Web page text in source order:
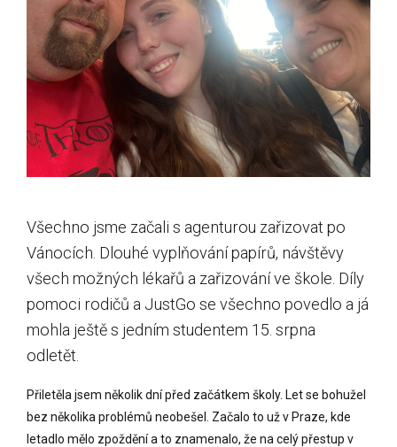
Všechno jsme začali s agenturou zařizovat po
Vánocích. Dlouhé vyplňování papírů, návštěvy
všech možných lékařů a zařizování ve škole. Díly
pomoci rodičů a JustGo se všechno povedlo a já
mohla ještě s jedním studentem 15. srpna
odletět.
Přiletěla jsem několik dní před začátkem školy. Let se bohužel
bez několika problémů neobešel. Začalo to už v Praze, kde
letadlo mělo zpoždění a to znamenalo, že na celý přestup v